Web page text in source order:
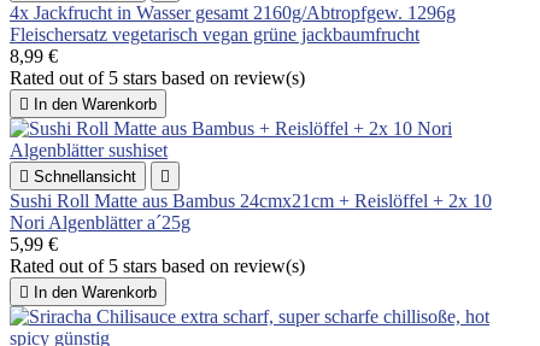
4x Jackfrucht in Wasser gesamt 2160g/Abtropfgew. 1296g
Fleischersatz vegetarisch vegan grüne jackbaumfrucht
8,99 €
Rated out of 5 stars based on review(s)
 In den Warenkorb
 Schnellansicht 
Sushi Roll Matte aus Bambus 24cmx21cm + Reislöffel + 2x 10
Nori Algenblätter a´25g
5,99 €
Rated out of 5 stars based on review(s)
 In den Warenkorb